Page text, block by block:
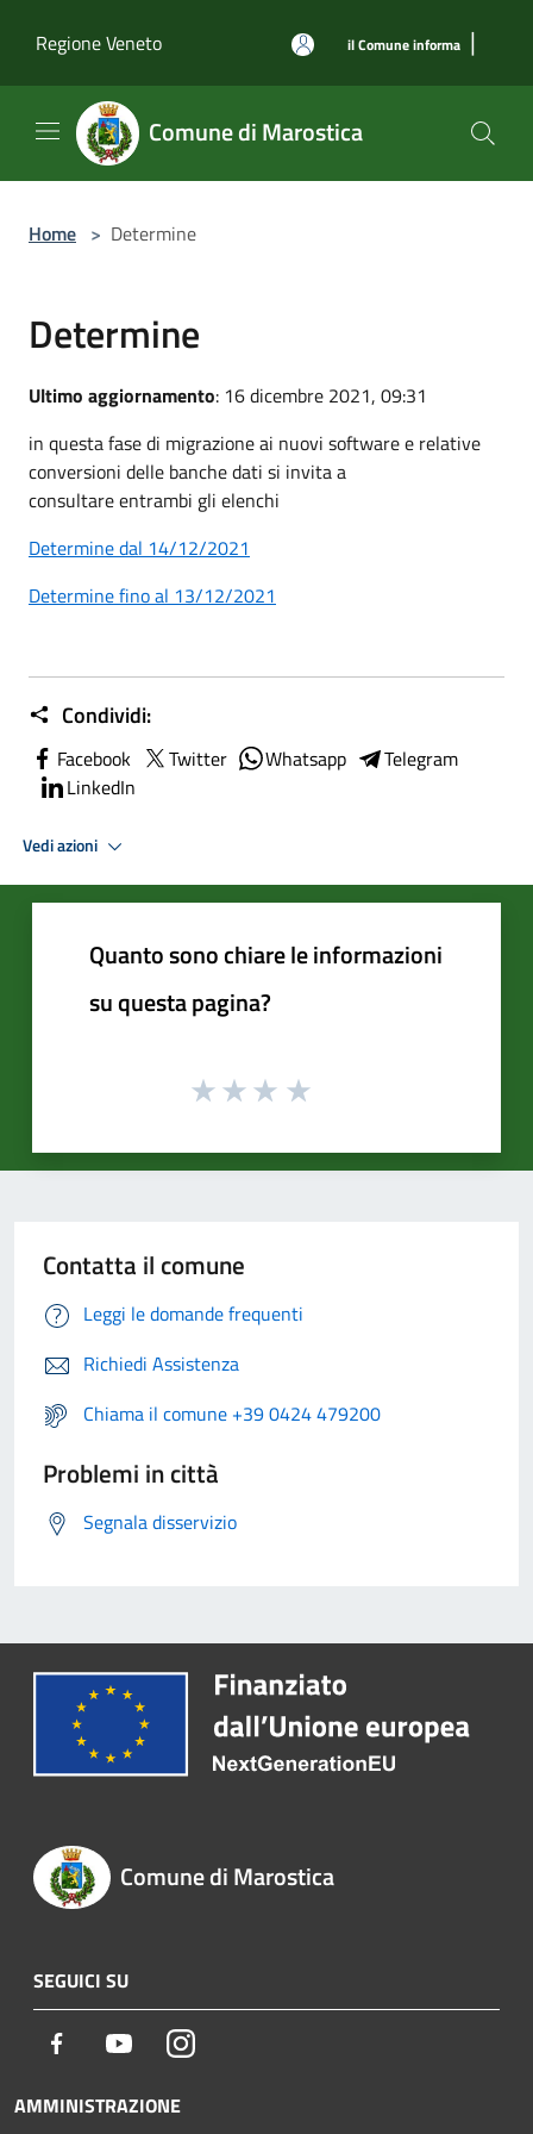
Regione Veneto
il Comune informa |
Comune di Marostica
Home > Determine
Determine
Ultimo aggiornamento: 16 dicembre 2021, 09:31
in questa fase di migrazione ai nuovi software e relative
conversioni delle banche dati si invita a
consultare entrambi gli elenchi
Determine dal 14/12/2021
Determine fino al 13/12/2021
Condividi:
Facebook Twitter Whatsapp
Telegram
LinkedIn
Vedi azioni
Quanto sono chiare le informazioni
su questa pagina?
Contatta il comune
Leggi le domande frequenti
Richiedi Assistenza
Chiama il comune +39 0424 479200
Problemi in città
Segnala disservizio
Comune di Marostica
SEGUICI SU
Facebook YoutubeInstagram
AMMINISTRAZIONE